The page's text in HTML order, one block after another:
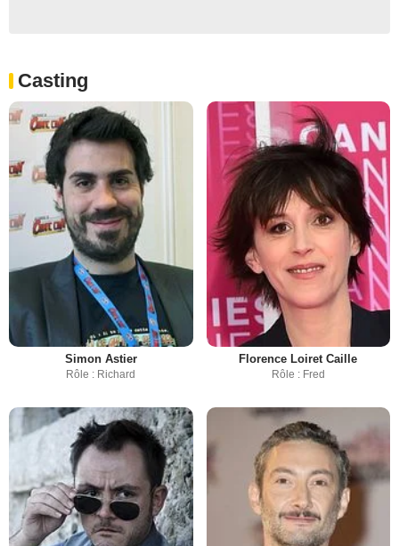
Casting
Simon Astier
Rôle : Richard
Florence Loiret Caille
Rôle : Fred